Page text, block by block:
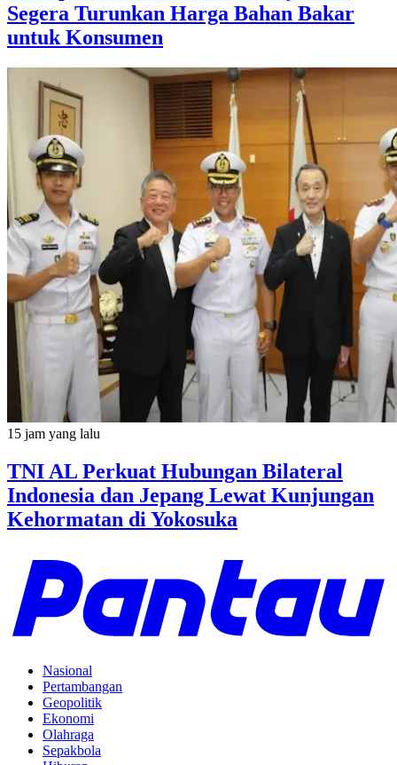
Segera Turunkan Harga Bahan Bakar
untuk Konsumen
15 jam yang lalu
TNI AL Perkuat Hubungan Bilateral
Indonesia dan Jepang Lewat Kunjungan
Kehormatan di Yokosuka
Nasional
Pertambangan
Geopolitik
Ekonomi
Olahraga
Sepakbola